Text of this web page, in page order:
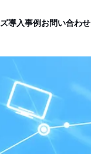
導入事例お問い合わせ